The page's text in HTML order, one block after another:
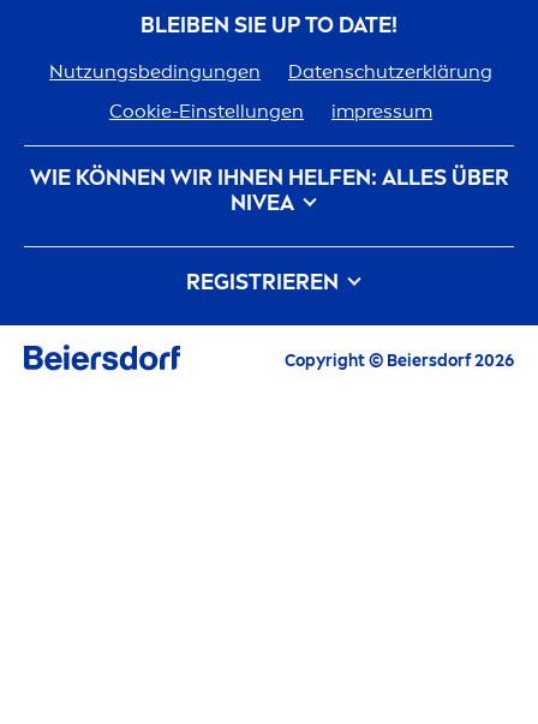
BLEIBEN SIE UP TO DATE!
Nutzungsbedingungen
Datenschutzerklärung
Cookie-Einstellungen
impressum
WIE KÖNNEN WIR IHNEN HELFEN: ALLES ÜBER
NIVEA
Markenhistorie
Karriere bei Beiersdorf
Unsere Philosophie
Kontakt
REGISTRIEREN
Alle aktuellen Highlights, Pflegetipps,Copyright © Beiersdorf 2026